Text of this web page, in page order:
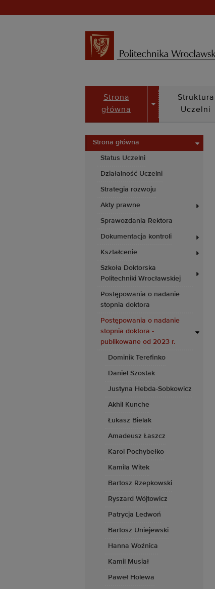
Strona
główna
DROPDOWN
Struktura
Uczelni
Strona główna
Status Uczelni
Działalność Uczelni
Strategia rozwoju
Akty prawne
Sprawozdania Rektora
Dokumentacja kontroli
Kształcenie
Szkoła Doktorska
Politechniki Wrocławskiej
Postępowania o nadanie
stopnia doktora
Postępowania o nadanie
stopnia doktora -
publikowane od 2023 r.
Dominik Terefinko
Daniel Szostak
Justyna Hebda-Sobkowicz
Akhil Kunche
Łukasz Bielak
Amadeusz Łaszcz
Karol Pochybełko
Kamila Witek
Bartosz Rzepkowski
Ryszard Wójtowicz
Patrycja Ledwoń
Bartosz Uniejewski
Hanna Woźnica
Kamil Musiał
Paweł Holewa